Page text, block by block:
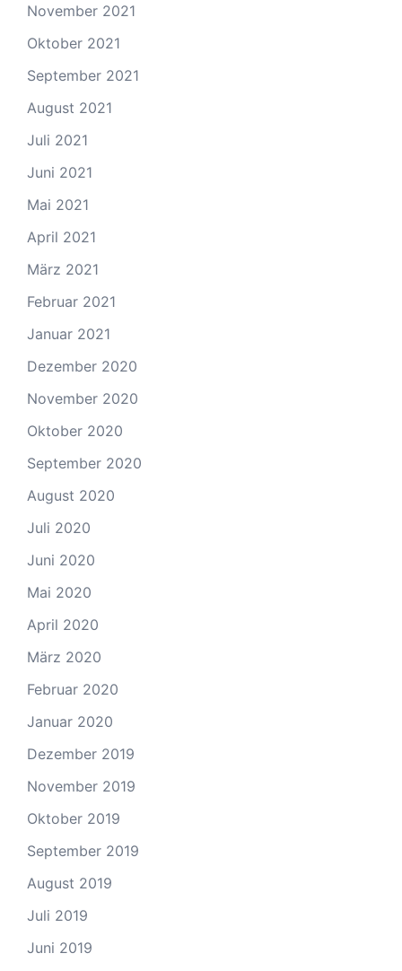
November 2021
Oktober 2021
September 2021
August 2021
Juli 2021
Juni 2021
Mai 2021
April 2021
März 2021
Februar 2021
Januar 2021
Dezember 2020
November 2020
Oktober 2020
September 2020
August 2020
Juli 2020
Juni 2020
Mai 2020
April 2020
März 2020
Februar 2020
Januar 2020
Dezember 2019
November 2019
Oktober 2019
September 2019
August 2019
Juli 2019
Juni 2019